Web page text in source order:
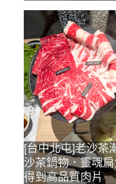
[台中北屯]老沙茶
沙茶鍋物．靈魂
得到高品質肉片